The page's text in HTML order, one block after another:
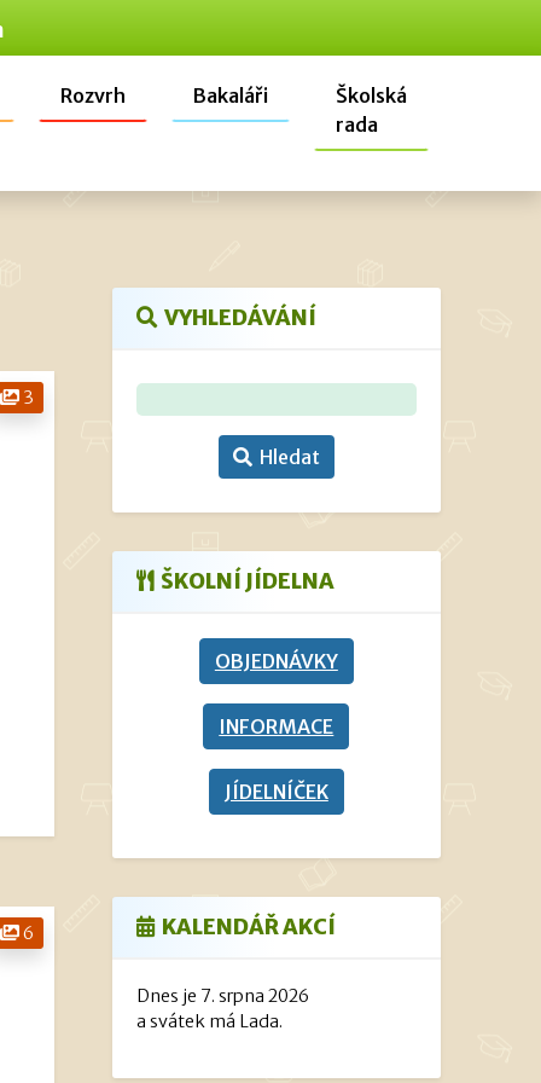
Rozvrh Bakaláři
Školská
rada
3
6
VYHLEDÁVÁNÍ
Hledat
ŠKOLNÍ JÍDELNA
OBJEDNÁVKY
INFORMACE
JÍDELNÍČEK
KALENDÁŘ AKCÍ
Dnes je 7. srpna 2026
a svátek má Lada.